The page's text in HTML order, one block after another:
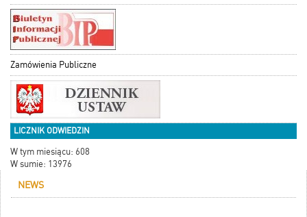
Zamówienia Publiczne
LICZNIK ODWIEDZIN
W tym miesiącu: 608
W sumie: 13976
NEWS